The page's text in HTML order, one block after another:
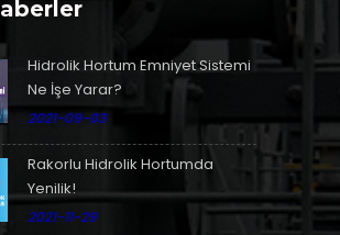
Hidrolik Hortum Emniyet Sistemi
Ne İşe Yarar?
2021-09-03
Rakorlu Hidrolik Hortumda
Yenilik!
2021-11-29